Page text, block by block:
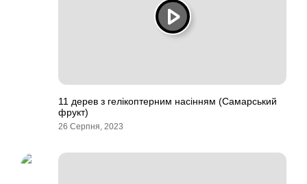
11 дерев з гелікоптерним насінням (Самарський
фрукт)
26 Серпня, 2023